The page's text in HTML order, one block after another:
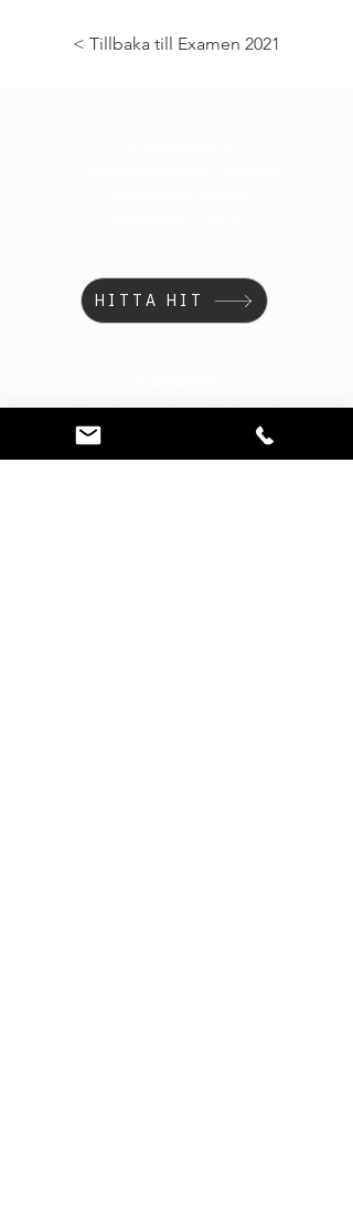
< Tillbaka till Examen 2021
HITTA HIT
Tillskärarakademin i Göteborg